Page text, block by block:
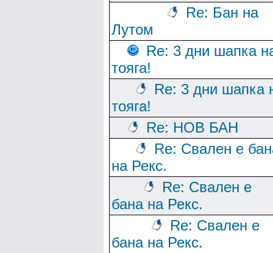
Re: Бан на
Лутом
Re: 3 дни шапка
тояга!
Re: 3 дни шапка
тояга!
Re: НОВ БАН
Re: Свален е
на Рекс.
Re: Свален е
бана на Рекс.
Re: Свален е
бана на Рекс.